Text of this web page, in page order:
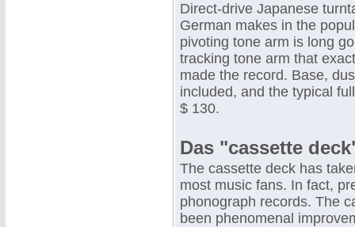
Direct-drive Japanese
German makes in the
pivoting tone arm is long
tracking tone arm that
made the record. Base,
included, and the typical
$ 130.
Das "cassette
The cassette deck has
most music fans. In fact,
phonograph records. The
been phenomenal